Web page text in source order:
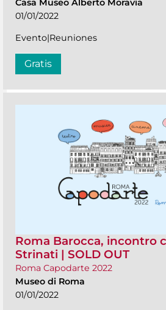
Casa Museo Alberto Moravia
01/01/2022
Evento|Reuniones
Gratis
Roma Barocca, incontro
Strinati | SOLD OUT
Roma Capodarte 2022
Museo di Roma
01/01/2022